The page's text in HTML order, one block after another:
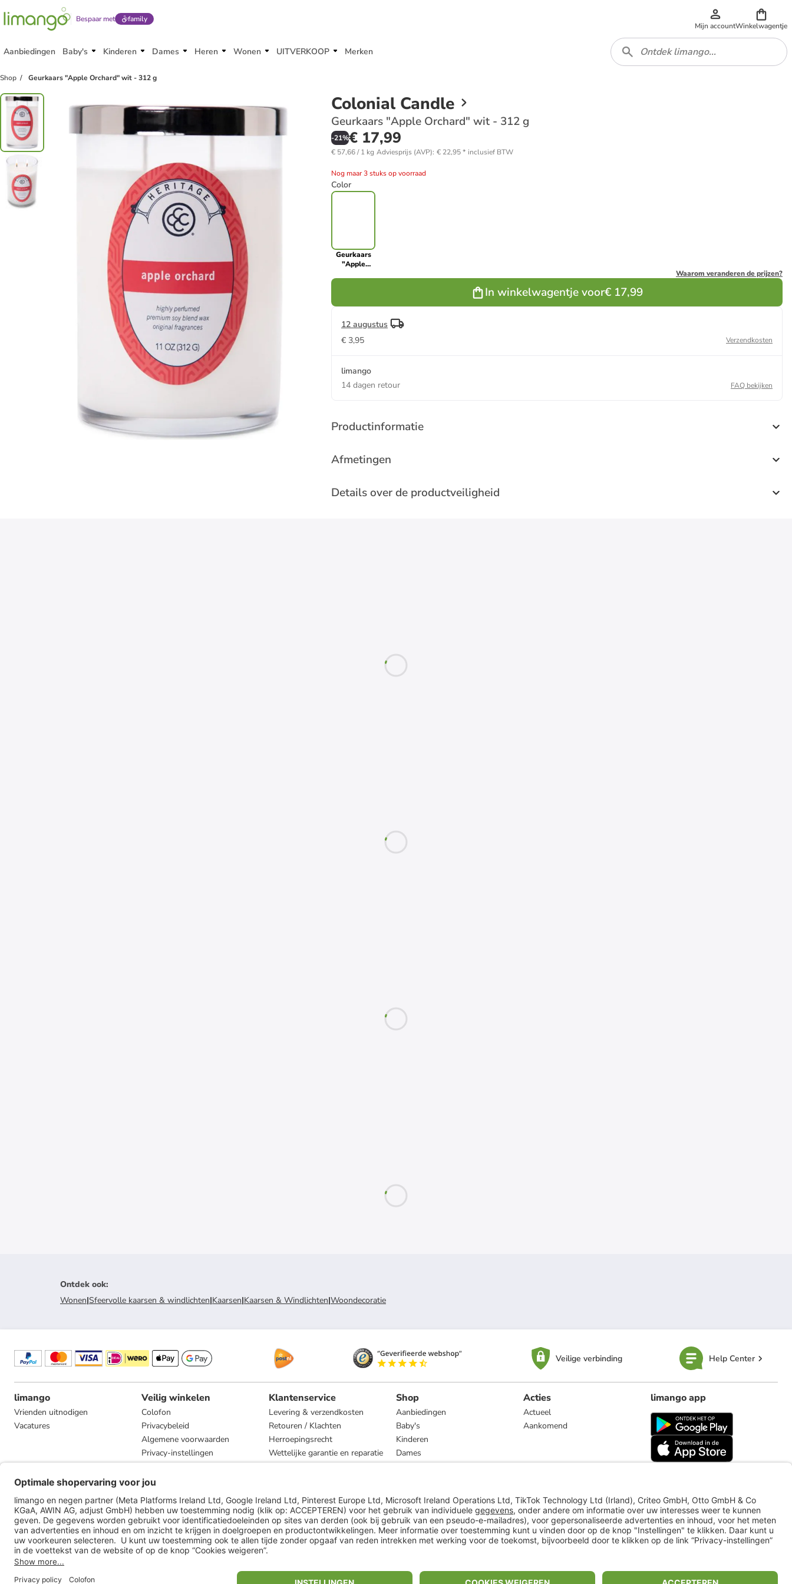
Bespaar met family
Mijn accountWinkelwagentje
Aanbiedingen Baby's Kinderen Dames Heren Wonen UITVERKOOP Merken
Shop Geurkaars "Apple Orchard" wit - 312 g
Colonial Candle
Geurkaars "Apple Orchard" wit - 312 g
-21%€ 17,99
€ 57,66 / 1 kg Adviesprijs (AVP): € 22,95* inclusief BTW
Nog maar 3 stuks op voorraad
Color
Geurkaars
"Apple
Waarom veranderen de prijzen?
In winkelwagentje voor€ 17,99
12 augustus
€ 3,95
Verzendkosten
limango
14 dagen retour
FAQ bekijken
Productinformatie
Afmetingen
Details over de productveiligheid
Ontdek ook:
Wonen|Sfeervolle kaarsen & windlichten|Kaarsen|Kaarsen & Windlichten|Woondecoratie
Veilige verbinding Help Center
limango
Vrienden uitnodigen
Vacatures
Veilig winkelen
Colofon
Privacybeleid
Algemene voorwaarden
Privacy-instellingen
Compliance
Klantenservice
Levering & verzendkosten
Retouren / Klachten
Herroepingsrecht
Wettelijke garantie en reparatie
Shop
Aanbiedingen
Baby's
Kinderen
Dames
Heren
Acties
Actueel
Aankomend
limango app
limango.de limango.pl
** Alle prijsopgaven zijn inclusief belasting en exclusief verzendkosten
ᵃ Bij een minimale bestelwaarde van €15.